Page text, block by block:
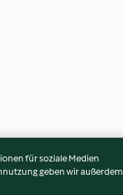
für soziale Medien
geben wir außerdem